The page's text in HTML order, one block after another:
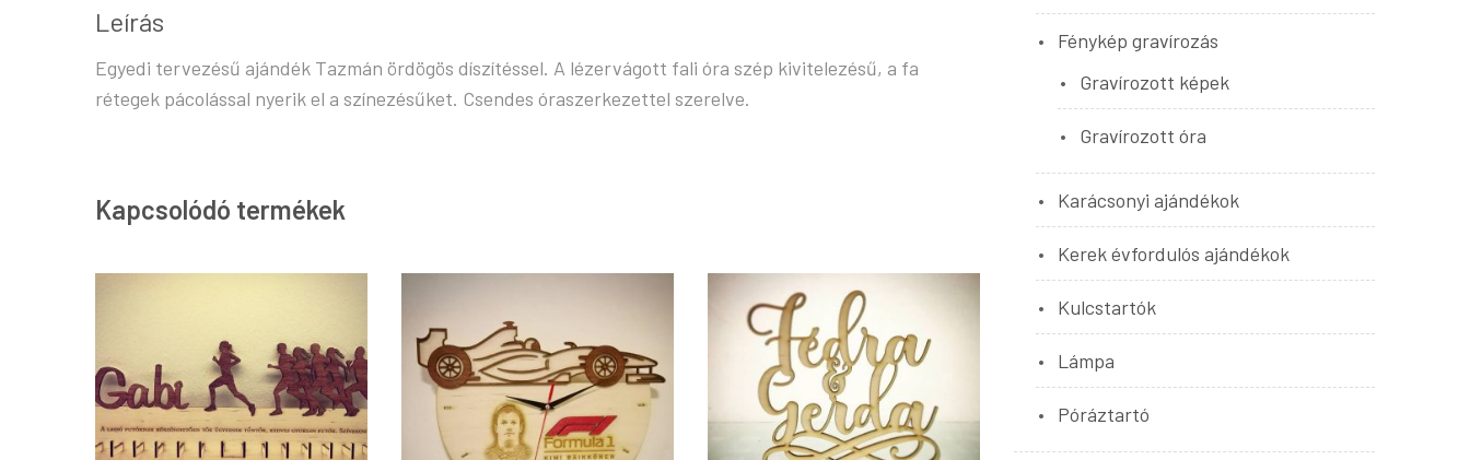
Leírás
Egyedi tervezésű ajándék Tazmán ördögös díszítéssel. A lézervágott fali óra szép kivitelezésű, a fa
rétegek pácolással nyerik el a színezésűket. Csendes óraszerkezettel szerelve.
Kapcsolódó termékek
Fénykép gravírozás
Gravírozott képek
Gravírozott óra
Karácsonyi ajándékok
Kerek évfordulós ajándékok
Kulcstartók
Lámpa
Póráztartó